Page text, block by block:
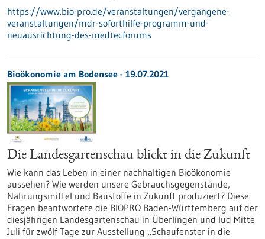
https://www.bio-pro.de/veranstaltungen/vergangene-
veranstaltungen/mdr-soforthilfe-programm-und-
neuausrichtung-des-medtecforums
Bioökonomie am Bodensee - 19.07.2021
Die Landesgartenschau blickt in die Zukunft
Wie kann das Leben in einer nachhaltigen Bioökonomie
aussehen? Wie werden unsere Gebrauchsgegenstände,
Nahrungsmittel und Baustoffe in Zukunft produziert? Diese
Fragen beantwortete die BIOPRO Baden-Württemberg auf der
diesjährigen Landesgartenschau in Überlingen und lud Mitte
Juli für zwölf Tage zur Ausstellung „Schaufenster in die